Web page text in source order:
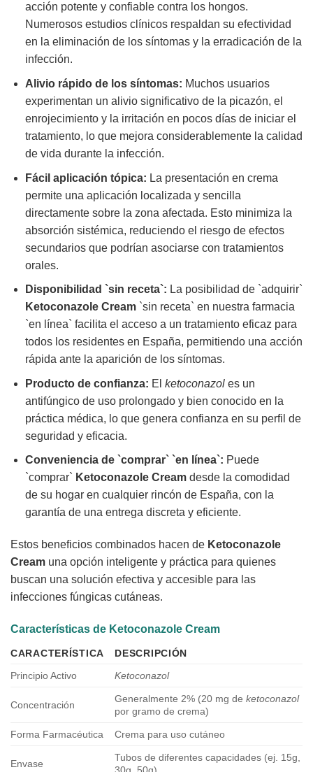
acción potente y confiable contra los hongos.
Numerosos estudios clínicos respaldan su efectividad
en la eliminación de los síntomas y la erradicación de la
infección.
Alivio rápido de los síntomas: Muchos usuarios
experimentan un alivio significativo de la picazón, el
enrojecimiento y la irritación en pocos días de iniciar el
tratamiento, lo que mejora considerablemente la calidad
de vida durante la infección.
Fácil aplicación tópica: La presentación en crema
permite una aplicación localizada y sencilla
directamente sobre la zona afectada. Esto minimiza la
absorción sistémica, reduciendo el riesgo de efectos
secundarios que podrían asociarse con tratamientos
orales.
Disponibilidad `sin receta`: La posibilidad de `adquirir`
Ketoconazole Cream`sin receta` en nuestra farmacia
`en línea` facilita el acceso a un tratamiento eficaz para
todos los residentes en España, permitiendo una acción
rápida ante la aparición de los síntomas.
Producto de confianza: El ketoconazoles un
antifúngico de uso prolongado y bien conocido en la
práctica médica, lo que genera confianza en su perfil de
seguridad y eficacia.
Conveniencia de `comprar` `en línea`: Puede
`comprar` Ketoconazole Creamdesde la comodidad
de su hogar en cualquier rincón de España, con la
garantía de una entrega discreta y eficiente.
Estos beneficios combinados hacen de Ketoconazole
Cream una opción inteligente y práctica para quienes
buscan una solución efectiva y accesible para las
infecciones fúngicas cutáneas.
Características de Ketoconazole Cream
CARACTERÍSTICA
DESCRIPCIÓN
Principio Activo
Ketoconazol
Concentración
Generalmente 2% (20 mg deketoconazol
por gramo de crema)
Forma Farmacéutica Crema para uso cutáneo
Envase
Tubos de diferentes capacidades (ej. 15g,